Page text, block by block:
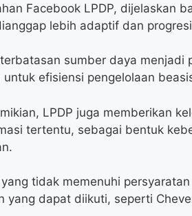
Facebook LPDP, dijelaskan
lebih adaptif dan
sumber daya menjadi
untuk efisiensi pengelolaan
LPDP juga memberikan
tertentu, sebagai bentuk
tidak memenuhi
yang dapat diikuti, seperti